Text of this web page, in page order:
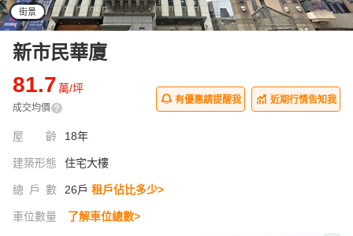
街景
新市民華廈
81.7萬/坪
成交均價
有優惠請提醒我 近期行情告知我
屋齡 18年
建築形態 住宅大樓
總戶數 26戶 租戶佔比多少>
車位數量 了解車位總數>